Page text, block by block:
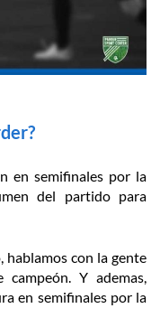
en semifinales por la
del partido para
hablamos con la gente
campeón. Y ademas,
en semifinales por la